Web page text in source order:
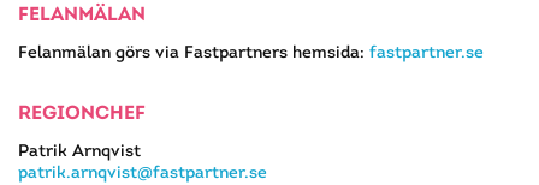
FELANMÄLAN
Felanmälan görs via Fastpartners hemsida: fastpartner.se
REGIONCHEF
Patrik Arnqvist
patrik.arnqvist@fastpartner.se